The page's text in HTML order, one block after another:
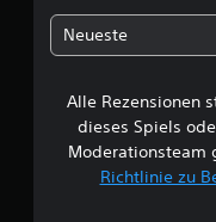
Neueste
Alle Rezensionen
dieses Spiels
Moderationsteam
Richtlinie zu